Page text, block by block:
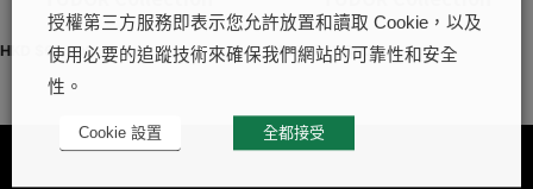
HKD $ 61,800 HKD $61,800
授權第三方服務即表示您允許放置和讀取 Cookie，以及
使用必要的追蹤技術來確保我們網站的可靠性和安全
性。
Cookie 設置 全都接受